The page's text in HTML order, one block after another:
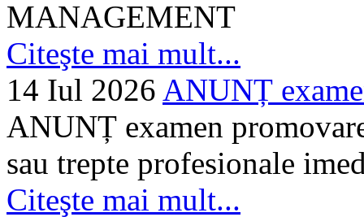
MANAGEMENT
Citeşte mai mult...
14 Iul 2026 ANUNȚ
ANUNȚ examen
sau trepte profesionale
Citeşte mai mult...